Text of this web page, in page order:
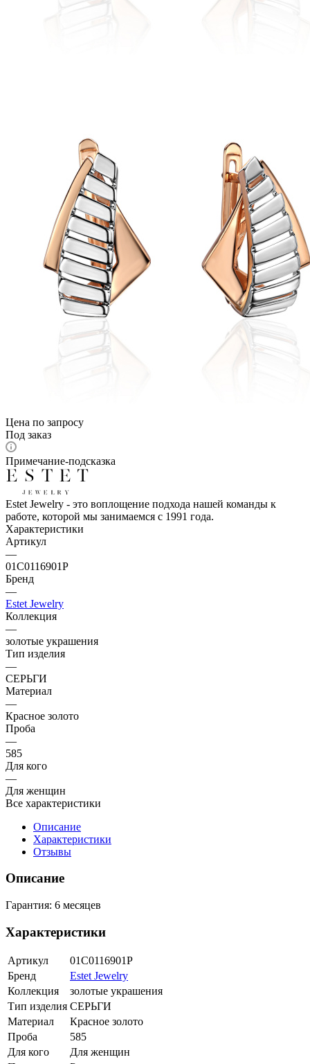
Цена по запросу
Под заказ
Примечание-подсказка
Estet Jewelry - это воплощение подхода нашей команды к
работе, которой мы занимаемся с 1991 года.
Характеристики
Артикул
—
01С0116901Р
Бренд
—
Estet Jewelry
Коллекция
—
золотые украшения
Тип изделия
—
СЕРЬГИ
Материал
—
Красное золото
Проба
—
585
Для кого
—
Для женщин
Все характеристики
Описание
Характеристики
Отзывы
Описание
Гарантия: 6 месяцев
Характеристики
Артикул
01С0116901Р
Бренд
Estet Jewelry
Коллекция
золотые украшения
Тип изделия СЕРЬГИ
Материал
Красное золото
Проба
585
Для кого
Для женщин